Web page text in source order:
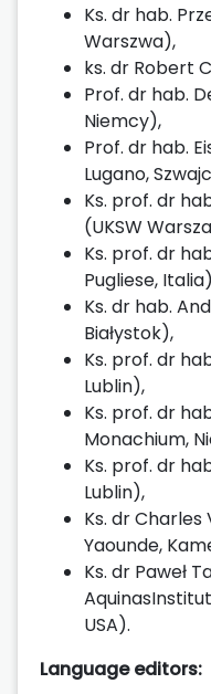
Ks. dr hab.
Warszwa),
ks. dr Robert
Prof. dr hab.
Niemcy),
Prof. dr hab.
Lugano,
Ks. prof. dr
(UKSW
Ks. prof. dr
Pugliese, Italia)
Ks. dr hab.
Białystok),
Ks. prof. dr
Lublin),
Ks. prof. dr
Monachium,
Ks. prof. dr
Lublin),
Ks. dr Charles
Yaounde,
Ks. dr Paweł
USA).
Language editors: